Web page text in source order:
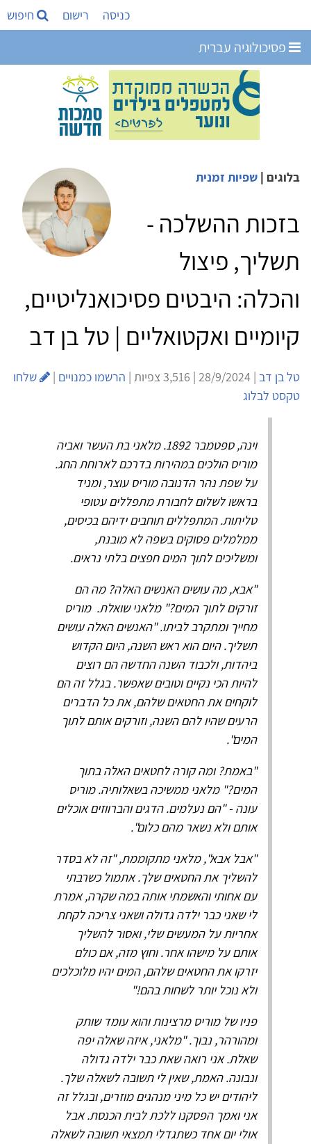
כניסה רישום חיפוש
פסיכולוגיה עברית
בלוגים | שפיות זמנית
בזכות ההשלכה -
תשליך, פיצול
והכלה: היבטים פסיכואנליטיים,
קיומיים ואקטואליים | טל בן דב
טל בן דב | 28/9/2024 | 3,516 צפיות | הרשמו כמנויים |
שלחו
טקסט לבלוג
וינה, ספטמבר 1892. מלאני בת העשר ואביה
מוריס הולכים במהירות בדרכם לארוחת החג.
על שפת נהר הדנובה מוריס עוצר, ומניד
בראשו לשלום לחבורת מתפללים עטופי
טליתות. המתפללים תוחבים ידיהם בכיסים,
ממלמלים פסוקים בשפה לא מובנת,
ומשליכים לתוך המים חפצים בלתי נראים.
"אבא, מה עושים האנשים האלה? מה הם
זורקים לתוך המים?" מלאני שואלת. מוריס
מחייך ומתקרב לביתו. "האנשים האלה עושים
תשליך. היום הוא ראש השנה, היום הקדוש
ביהדות, ולכבוד השנה החדשה הם רוצים
להיות הכי נקיים וטובים שאפשר. בגלל זה הם
לוקחים את החטאים שלהם, את כל הדברים
הרעים שהיו להם השנה, וזורקים אותם לתוך
המים".
"באמת? ומה קורה לחטאים האלה בתוך
המים?" מלאני ממשיכה בשאלותיה. מוריס
עונה - "הם נעלמים. הדגים והברווזים אוכלים
אותם ולא נשאר מהם כלום".
"אבל אבא", מלאני מתקוממת, "זה לא בסדר
להשליך את החטאים שלך. אתמול כשרבתי
עם אחותי והאשמתי אותה במה שקרה, אמרת
לי שאני כבר ילדה גדולה ושאני צריכה לקחת
אחריות על המעשים שלי, ואסור להשליך
אותם על מישהו אחר. וחוץ מזה, אם כולם
יזרקו את החטאים שלהם, המים יהיו מלוכלכים
ולא נוכל יותר לשחות בהם!"
פניו של מוריס מרצינות והוא עומד שותק
ומהורהר, נבוך. "מלאני, איזה שאלה יפה
שאלת. אני רואה שאת כבר ילדה גדולה
ונבונה. האמת, שאין לי תשובה לשאלה שלך.
ליהודים יש כל מיני מנהגים מוזרים, ובגלל זה
אני ואמך הפסקנו ללכת לבית הכנסת. אבל
אולי יום אחד כשתגדלי תמצאי תשובה לשאלה